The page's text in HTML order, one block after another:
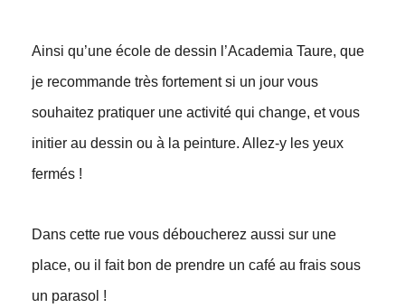
Ainsi qu’une école de dessin l’Academia Taure, que
je recommande très fortement si un jour vous
souhaitez pratiquer une activité qui change, et vous
initier au dessin ou à la peinture. Allez-y les yeux
fermés !
Dans cette rue vous déboucherez aussi sur une
place, ou il fait bon de prendre un café au frais sous
un parasol !